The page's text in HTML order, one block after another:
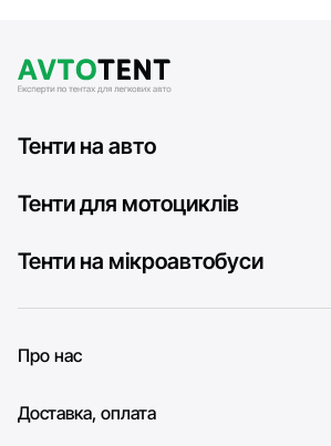
Тенти на авто
Тенти для мотоциклів
Тенти на мікроавтобуси
Про нас
Доставка, оплата